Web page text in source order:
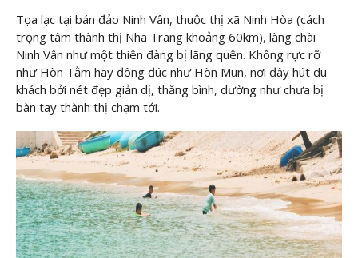
Tọa lạc tại bán đảo Ninh Vân, thuộc thị xã Ninh Hòa (cách
trọng tâm thành thị Nha Trang khoảng 60km), làng chài
Ninh Vân như một thiên đàng bị lãng quên. Không rực rỡ
như Hòn Tằm hay đông đúc như Hòn Mun, nơi đây hút du
khách bởi nét đẹp giản dị, thăng bình, dường như chưa bị
bàn tay thành thị chạm tới.